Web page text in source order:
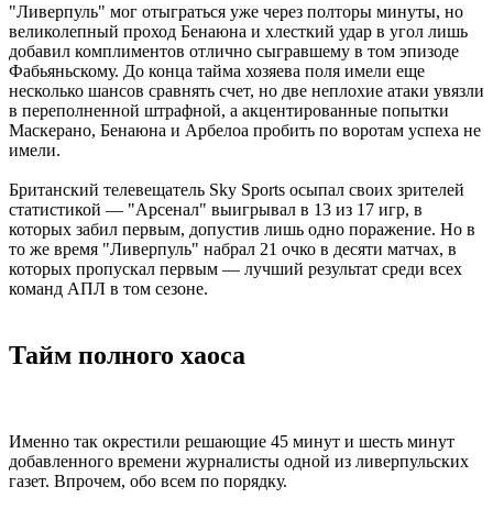
"Ливерпуль" мог отыграться уже через полторы минуты, но
великолепный проход Бенаюна и хлесткий удар в угол лишь
добавил комплиментов отлично сыгравшему в том эпизоде
Фабьяньскому. До конца тайма хозяева поля имели еще
несколько шансов сравнять счет, но две неплохие атаки увязли
в переполненной штрафной, а акцентированные попытки
Маскерано, Бенаюна и Арбелоа пробить по воротам успеха не
имели.
Британский телевещатель Sky Sports осыпал своих зрителей
статистикой — "Арсенал" выигрывал в 13 из 17 игр, в
которых забил первым, допустив лишь одно поражение. Но в
то же время "Ливерпуль" набрал 21 очко в десяти матчах, в
которых пропускал первым — лучший результат среди всех
команд АПЛ в том сезоне.
Тайм полного хаоса
Именно так окрестили решающие 45 минут и шесть минут
добавленного времени журналисты одной из ливерпульских
газет. Впрочем, обо всем по порядку.